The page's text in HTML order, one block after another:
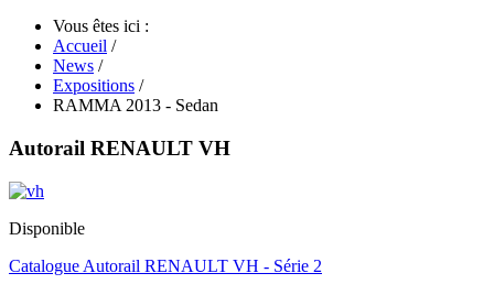
Vous êtes ici :
Accueil /
News /
Expositions /
RAMMA 2013 - Sedan
Autorail RENAULT VH
Disponible
Catalogue Autorail RENAULT VH - Série 2